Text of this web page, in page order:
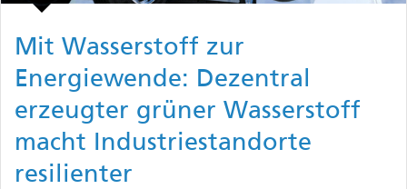
Mit Wasserstoff zur
Energiewende: Dezentral
erzeugter grüner Wasserstoff
macht Industriestandorte
resilienter